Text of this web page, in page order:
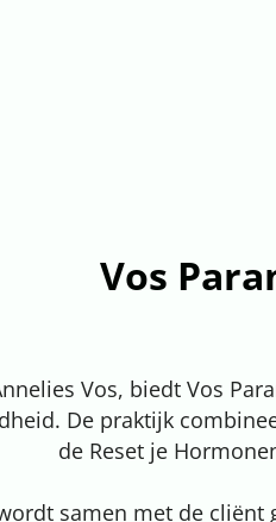
Vos
Vos, biedt Vos
De praktijk
de Reset je
samen met de